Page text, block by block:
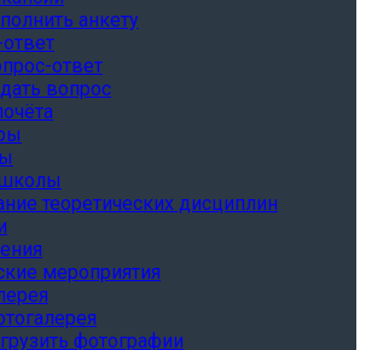
анкету
ответ
вопрос
теоретических дисциплин
мероприятия
фотографии